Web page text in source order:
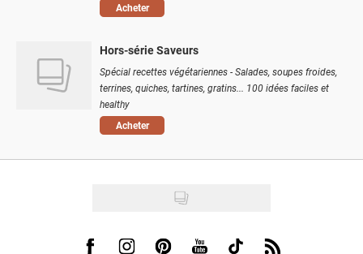
Acheter
Hors-série Saveurs
Spécial recettes végétariennes - Salades, soupes froides,
terrines, quiches, tartines, gratins... 100 idées faciles et
healthy
Acheter
Visit us on Facebook
Visit us on Instagram
Visit us on Pinterest
Visit us on Youtube
Visit us on Tiktok
Visit us on Rss